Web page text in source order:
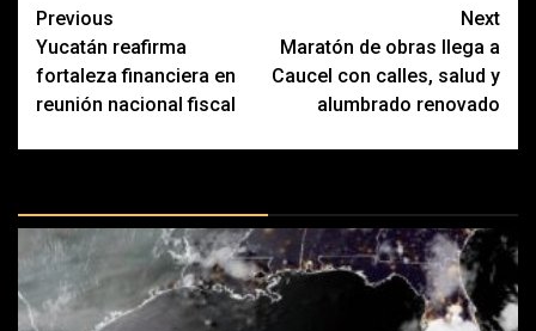
Post
navigation
Previous
Yucatán reafirma
fortaleza financiera en
reunión nacional fiscal
Next
Maratón de obras llega a
Caucel con calles, salud y
alumbrado renovado